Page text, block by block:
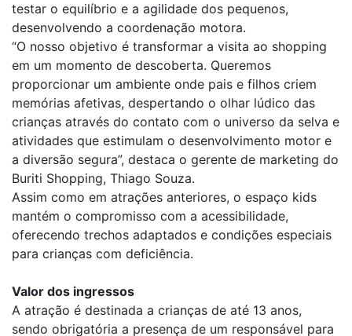
testar o equilíbrio e a agilidade dos pequenos,
desenvolvendo a coordenação motora.
“O nosso objetivo é transformar a visita ao shopping
em um momento de descoberta. Queremos
proporcionar um ambiente onde pais e filhos criem
memórias afetivas, despertando o olhar lúdico das
crianças através do contato com o universo da selva e
atividades que estimulam o desenvolvimento motor e
a diversão segura”, destaca o gerente de marketing do
Buriti Shopping, Thiago Souza.
Assim como em atrações anteriores, o espaço kids
mantém o compromisso com a acessibilidade,
oferecendo trechos adaptados e condições especiais
para crianças com deficiência.
Valor dos ingressos
A atração é destinada a crianças de até 13 anos,
sendo obrigatória a presença de um responsável para